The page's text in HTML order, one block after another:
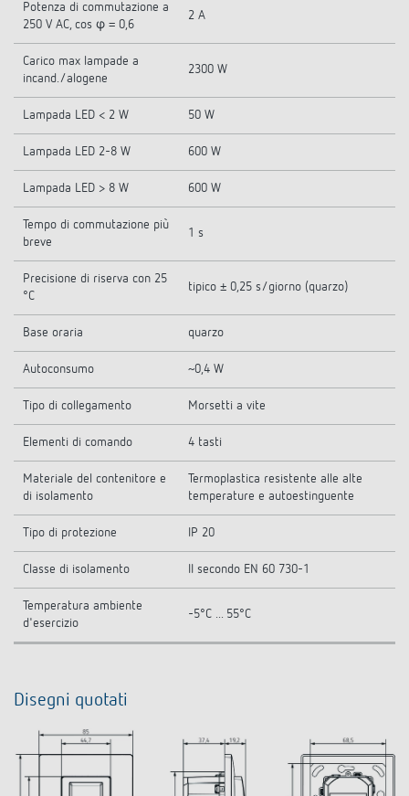
Potenza di commutazione a
250 V AC, cos φ = 0,6
2 A
Carico max lampade a
incand./alogene
2300 W
Lampada LED < 2 W 50 W
Lampada LED 2-8 W 600 W
Lampada LED > 8 W 600 W
Tempo di commutazione più
breve
1 s
Precisione di riserva con 25
°C
tipico ± 0,25 s/giorno (quarzo)
Base oraria quarzo
Autoconsumo ~0,4 W
Tipo di collegamento Morsetti a vite
Elementi di comando 4 tasti
Materiale del contenitore e
di isolamento
Termoplastica resistente alle alte
temperature e autoestinguente
Tipo di protezione IP 20
Classe di isolamento II secondo EN 60 730-1
Temperatura ambiente
d'esercizio
-5°C ... 55°C
Disegni quotati